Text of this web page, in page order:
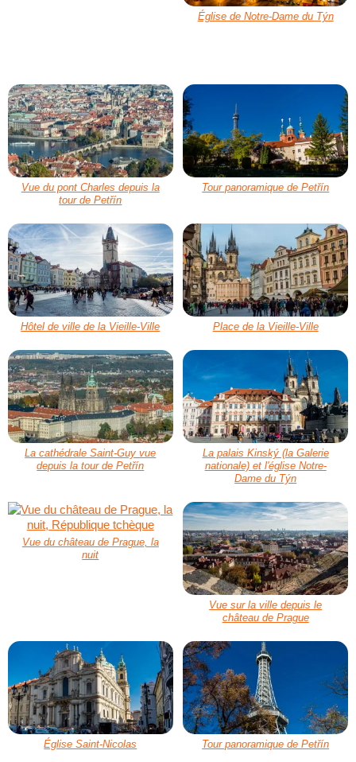
Église de Notre-Dame du Týn
Vue du pont Charles depuis la
tour de Petřín
Tour panoramique de Petřín
Hôtel de ville de la Vieille-Ville Place de la Vieille-Ville
La cathédrale Saint-Guy vue
depuis la tour de Petřín
La palais Kinský (la Galerie
nationale) et l'église Notre-
Dame du Týn
Vue du château de Prague, la
nuit
Vue sur la ville depuis le
château de Prague
Église Saint-Nicolas Tour panoramique de Petřín